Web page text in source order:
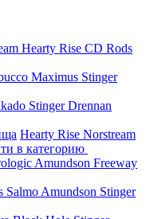
Hearty Rise CD Rods
Maximus Stinger
StingerDrennan
Hearty Rise Norstream
в категорию
Amundson Freeway
Salmo Amundson Stinger